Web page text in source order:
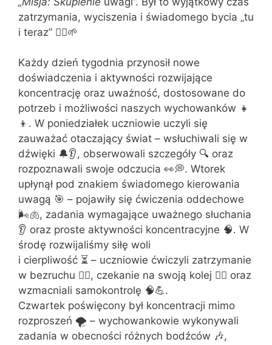
zatrzymania, wyciszenia i świadomego bycia „tu
i teraz” 🧘‍♀️🌱
Każdy dzień tygodnia przynosił nowe
doświadczenia i aktywności rozwijające
koncentrację oraz uważność, dostosowane do
potrzeb i możliwości naszych wychowanków 👧
👦. W poniedziałek uczniowie uczyli się
zauważać otaczający świat – wsłuchiwali się w
dźwięki 🔔👂, obserwowali szczegóły 🔍 oraz
rozpoznawali swoje odczucia 👀💭. Wtorek
upłynął pod znakiem świadomego kierowania
uwagą 🎯 – pojawiły się ćwiczenia oddechowe
🌬️🫁, zadania wymagające uważnego słuchania
👂 oraz proste aktywności koncentracyjne 🧠. W
środę rozwijaliśmy siłę woli
i cierpliwość ⏳ – uczniowie ćwiczyli zatrzymanie
w bezruchu 🧍‍♂, czekanie na swoją kolej 🙋‍♀️ oraz
wzmacniali samokontrolę 🧠💪.
Czwartek poświęcony był koncentracji mimo
rozproszeń 🌪️ – wychowankowie wykonywali
zadania w obecności różnych bodźców 🎶,